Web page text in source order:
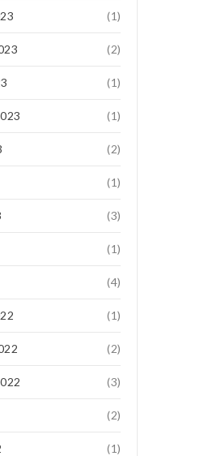
CHE SERVE In sella alla SRK
una piattaforma elettronica
(1)
(2)
(1)
(1)
(2)
(1)
(3)
(1)
(4)
(1)
(2)
(3)
(2)
(1)